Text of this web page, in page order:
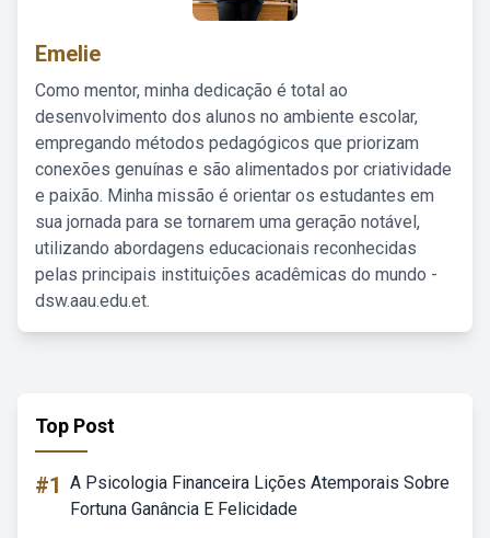
Emelie
Como mentor, minha dedicação é total ao
desenvolvimento dos alunos no ambiente escolar,
empregando métodos pedagógicos que priorizam
conexões genuínas e são alimentados por criatividade
e paixão. Minha missão é orientar os estudantes em
sua jornada para se tornarem uma geração notável,
utilizando abordagens educacionais reconhecidas
pelas principais instituições acadêmicas do mundo -
dsw.aau.edu.et.
Top Post
#1 A Psicologia Financeira Lições Atemporais Sobre
Fortuna Ganância E Felicidade